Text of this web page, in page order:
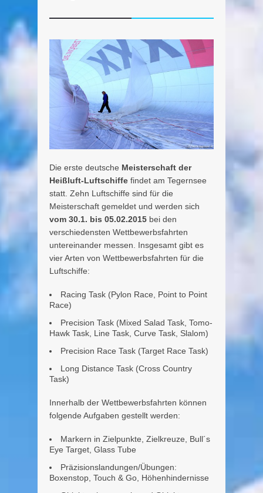
Die erste deutsche Meisterschaft der
Heißluft-Luftschiffe findet am Tegernsee
statt. Zehn Luftschiffe sind für die
Meisterschaft gemeldet und werden sich
vom 30.1. bis 05.02.2015 bei den
verschiedensten Wettbewerbsfahrten
untereinander messen. Insgesamt gibt es
vier Arten von Wettbewerbsfahrten für die
Luftschiffe:
Racing Task (Pylon Race, Point to Point
Race)
Precision Task (Mixed Salad Task, Tomo-
Hawk Task, Line Task, Curve Task, Slalom)
Precision Race Task (Target Race Task)
Long Distance Task (Cross Country
Task)
Innerhalb der Wettbewerbsfahrten können
folgende Aufgaben gestellt werden:
Markern in Zielpunkte, Zielkreuze, Bull´s
Eye Target, Glass Tube
Präzisionslandungen/Übungen:
Boxenstop, Touch & Go, Höhenhindernisse